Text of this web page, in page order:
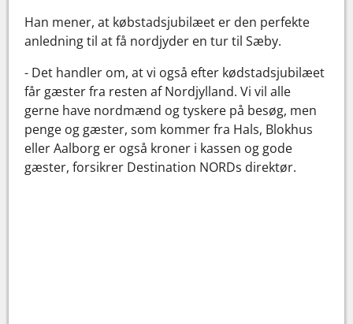
Han mener, at købstadsjubilæet er den perfekte
anledning til at få nordjyder en tur til Sæby.
- Det handler om, at vi også efter kødstadsjubilæet
får gæster fra resten af Nordjylland. Vi vil alle
gerne have nordmænd og tyskere på besøg, men
penge og gæster, som kommer fra Hals, Blokhus
eller Aalborg er også kroner i kassen og gode
gæster, forsikrer Destination NORDs direktør.